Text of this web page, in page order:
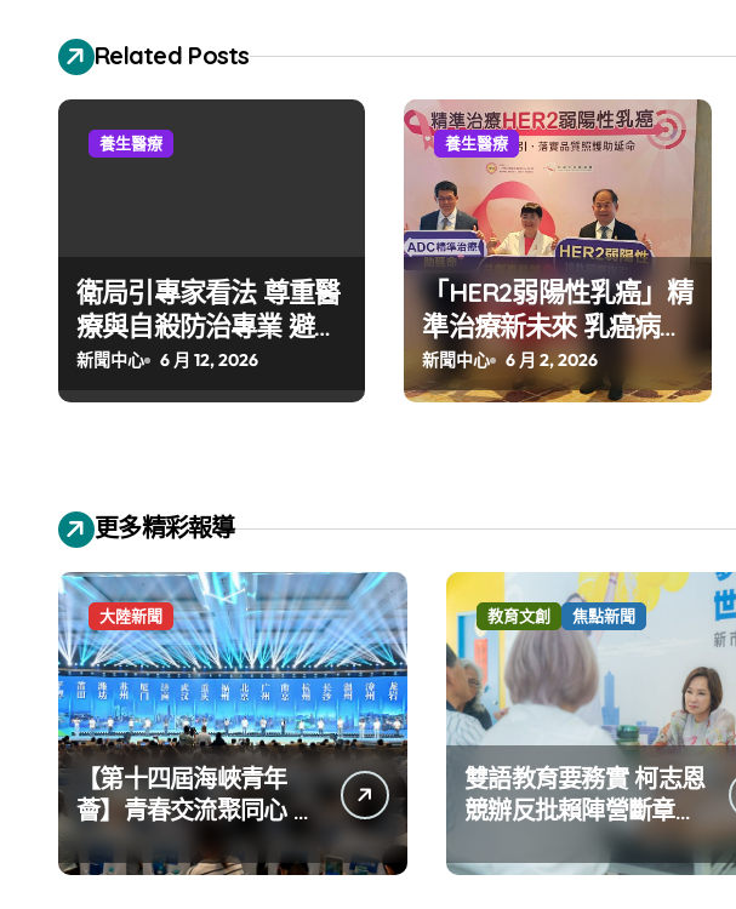
Related Posts
養生醫療
衛局引專家看法 尊重醫
療與自殺防治專業 避免
網路群組扭曲訊息 織起
重返社區的溫柔防護網
新聞中心 6 月 12, 2026
養生醫療
「HER2弱陽性乳癌」精
準治療新未來 乳癌病友
協會喊話 勿讓任何家庭
陷入「同病不同命」遺
新聞中心 6 月 2, 2026
更多精彩報導
大陸新聞
【第十四屆海峽青年
薈】青春交流聚同心 攜
手融合共奮進
教育文創 焦點新聞
雙語教育要務實 柯志恩
競辦反批賴陣營斷章取
義 表達嚴正抗議